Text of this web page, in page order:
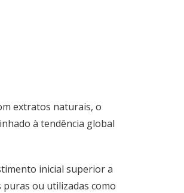
extratos naturais, o
à tendência global
inicial superior a
ou utilizadas como